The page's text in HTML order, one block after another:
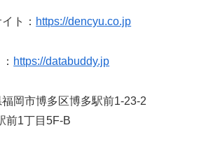
ト： https://dencyu.co.jp
https://databuddy.jp
岡市博多区博多駅前1-23-2
前1丁目5F-B